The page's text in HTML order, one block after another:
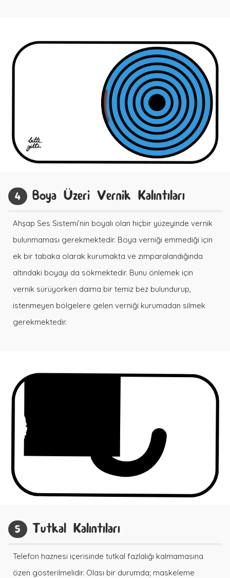
4 Boya Üzeri Vernik Kalıntıları
Ahşap Ses Sistemi’nin boyalı olan hiçbir yüzeyinde vernik
bulunmaması gerekmektedir. Boya verniği emmediği için
ek bir tabaka olarak kurumakta ve zımparalandığında
altındaki boyayı da sökmektedir. Bunu önlemek için
vernik sürüyorken daima bir temiz bez bulundurup,
istenmeyen bölgelere gelen verniği kurumadan silmek
gerekmektedir.
5 Tutkal Kalıntıları
Telefon haznesi içerisinde tutkal fazlalığı kalmamasına
özen gösterilmelidir. Olası bir durumda; maskeleme